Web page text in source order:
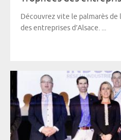
Découvrez vite le palmarès de
des entreprises d’Alsace. ...